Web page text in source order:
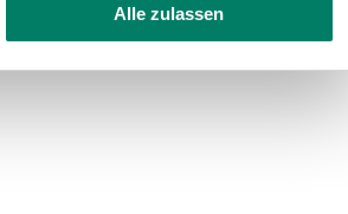
Alle zulassen